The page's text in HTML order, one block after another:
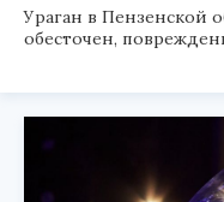
Ураган в Пензенской
обесточен,